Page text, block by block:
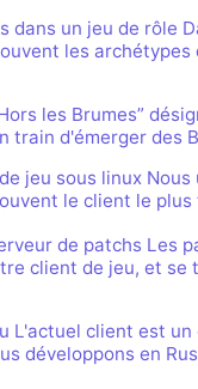
dans un jeu de rôle
les archétypes
les Brumes”
train d'émerger des
jeu sous linux
le client le
de patchs Les
client de jeu, et
L'actuel client est
développons en